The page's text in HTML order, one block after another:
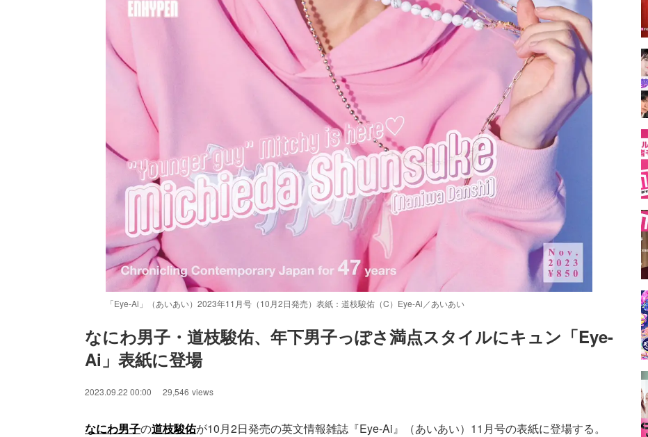
「Eye-Ai」（あいあい）2023年11月号（10月2日発売）表紙：道枝駿佑（C）Eye-Ai／あいあい
なにわ男子・道枝駿佑、年下男子っぽさ満点スタイルにキュン「Eye-
Ai」表紙に登場
2023.09.22 00:00 29,546 views
なにわ男子の道枝駿佑が10月2日発売の英文情報雑誌『Eye-Ai』（あいあい）11月号の表紙に登場する。